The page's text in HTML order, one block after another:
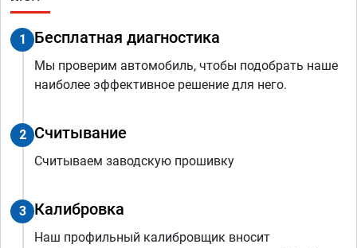
1 Бесплатная диагностика
Мы проверим автомобиль, чтобы подобрать наше
наиболее эффективное решение для него.
2 Считывание
Считываем заводскую прошивку
3 Калибровка
Наш профильный калибровщик вносит